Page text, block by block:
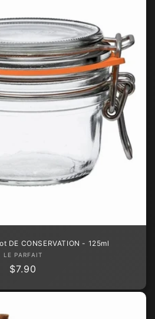
DE CONSERVATION - 125ml
Fournisseur :
LE PARFAIT
Prix
$7.90